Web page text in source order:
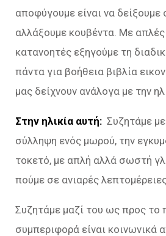
αποφύγουμε είναι να δείξουμε
αλλάξουμε κουβέντα. Με απλές
κατανοητές εξηγούμε τη
πάντα για βοήθεια βιβλία
μας δείχνουν ανάλογα με την
Στην ηλικία αυτή: Συζητάμε
σύλληψη ενός μωρού, την
τοκετό, με απλή αλλά σωστή
πούμε σε ανιαρές
Συζητάμε μαζί του ως προς το
συμπεριφορά είναι κοινωνικά